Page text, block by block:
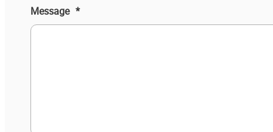
Message *